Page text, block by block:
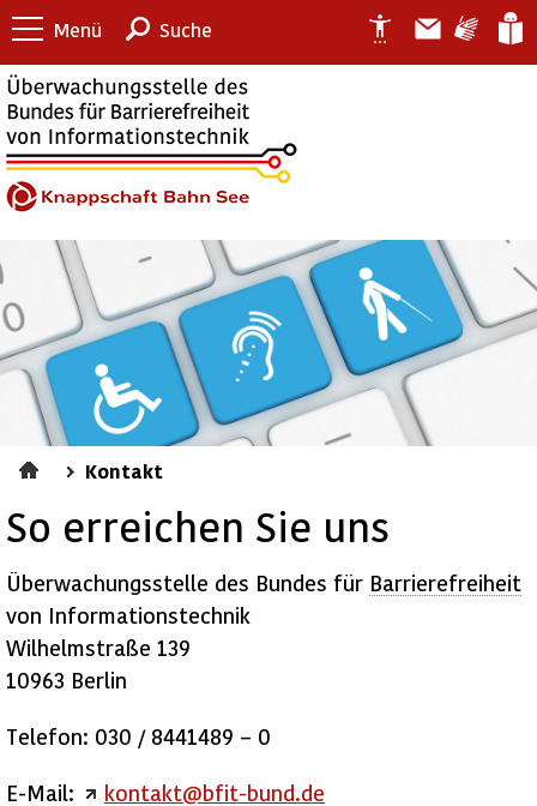
Menü Suche
Kontakt
So erreichen Sie uns
Überwachungsstelle des Bundes für Barrierefreiheit
von Informationstechnik
Wilhelmstraße 139
10963 Berlin
Telefon: 030 / 8441489 – 0
E-Mail:
kontakt@bfit-bund.de